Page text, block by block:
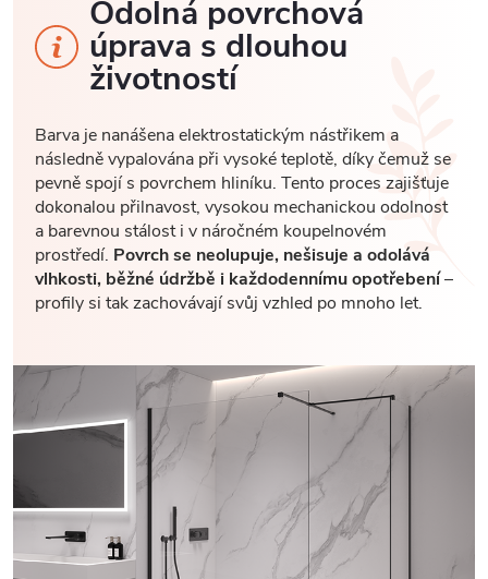
Odolná povrchová
úprava s dlouhou
životností
Barva je nanášena elektrostatickým nástřikem a
následně vypalována při vysoké teplotě, díky čemuž se
pevně spojí s povrchem hliníku. Tento proces zajišťuje
dokonalou přilnavost, vysokou mechanickou odolnost
a barevnou stálost i v náročném koupelnovém
prostředí. Povrch se neolupuje, nešisuje a odolává
vlhkosti, běžné údržbě i každodennímu opotřebení–
profily si tak zachovávají svůj vzhled po mnoho let.